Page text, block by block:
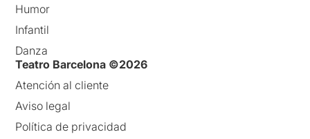
Humor
Infantil
Danza
Teatro Barcelona ©2026
Atención al cliente
Aviso legal
Política de privacidad